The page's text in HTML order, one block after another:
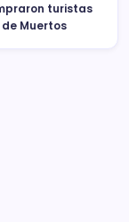
turistas
Muertos